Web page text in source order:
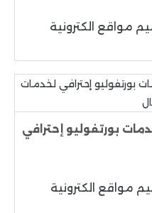
مواقع الكترونية
بورتفوليو إحترافي
مواقع الكترونية